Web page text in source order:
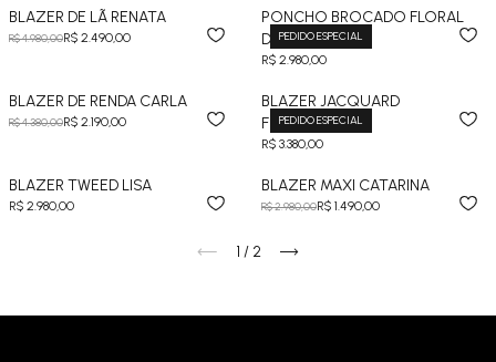
BLAZER DE LÃ RENATA
R$ 4.980,00R$ 2.490,00 PEDIDO ESPECIAL
PONCHO BROCADO FLORAL
DAYANE
R$ 2.980,00
BLAZER DE RENDA CARLA
R$ 4.380,00R$ 2.190,00 PEDIDO ESPECIAL
BLAZER JACQUARD
FRANCESCA
R$ 3.380,00
BLAZER TWEED LISA
R$ 2.980,00
BLAZER MAXI CATARINA
R$ 2.980,00R$ 1.490,00
1 / 2